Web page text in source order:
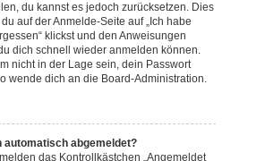
du kannst es jedoch zurücksetzen. Dies
auf der Anmelde-Seite auf „Ich habe
klickst und den Anweisungen
dich schnell wieder anmelden können.
nicht in der Lage sein, dein Passwort
wende dich an die Board-Administration.
automatisch abgemeldet?
das Kontrollkästchen „Angemeldet